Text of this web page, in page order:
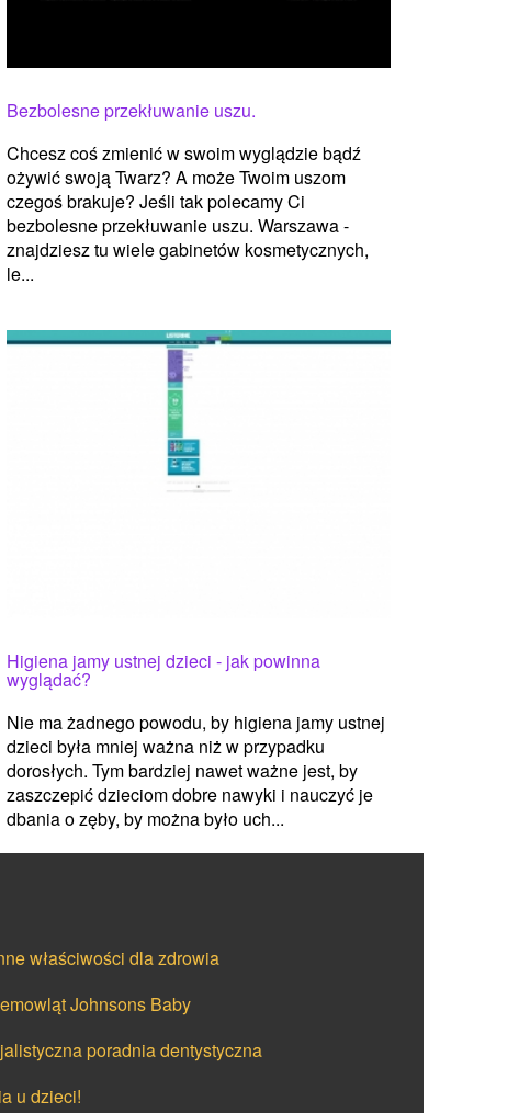
Bezbolesne przekłuwanie uszu.
Chcesz coś zmienić w swoim wyglądzie bądź
ożywić swoją Twarz? A może Twoim uszom
czegoś brakuje? Jeśli tak polecamy Ci
bezbolesne przekłuwanie uszu. Warszawa -
znajdziesz tu wiele gabinetów kosmetycznych,
le...
Higiena jamy ustnej dzieci - jak powinna
wyglądać?
Nie ma żadnego powodu, by higiena jamy ustnej
dzieci była mniej ważna niż w przypadku
dorosłych. Tym bardziej nawet ważne jest, by
zaszczepić dzieciom dobre nawyki i nauczyć je
dbania o zęby, by można było uch...
właściwości dla zdrowia
Johnsons Baby
poradnia dentystyczna
u dzieci!